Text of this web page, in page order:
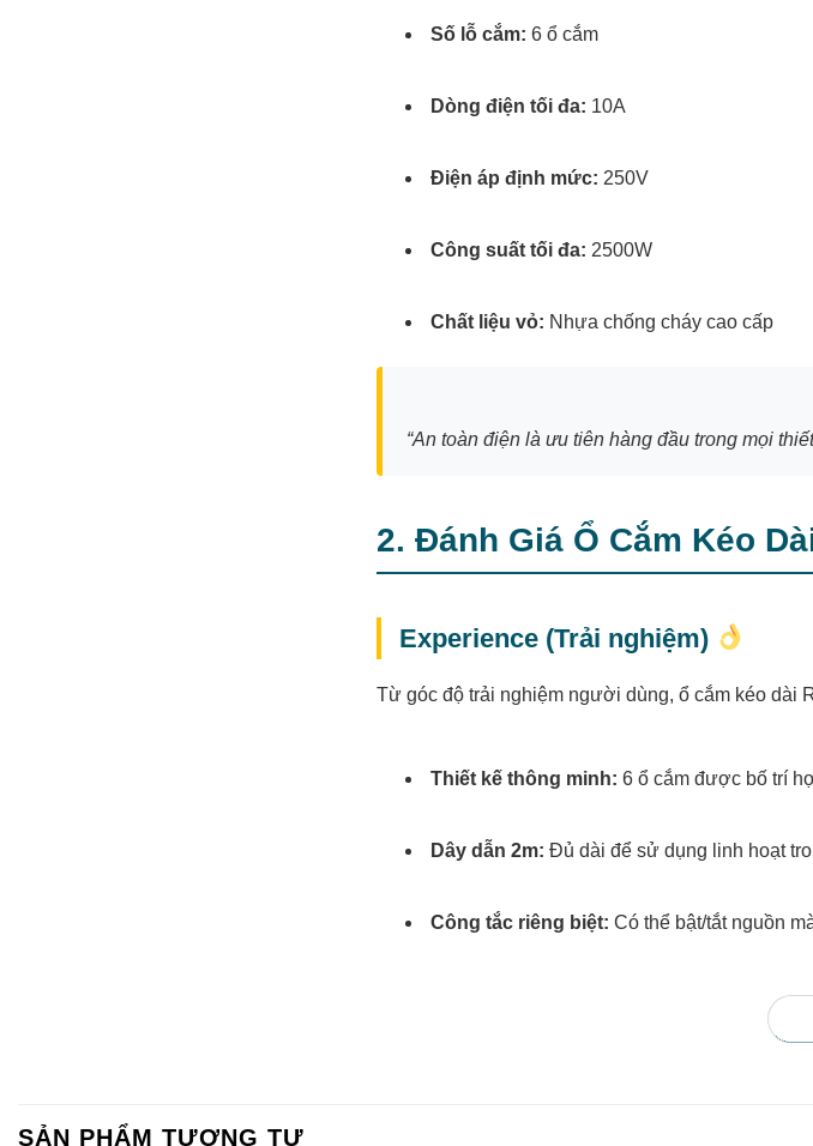
Số lỗ cắm: 6 ổ cắm
Dòng điện tối đa: 10A
Điện áp định mức: 250V
Công suất tối đa: 2500W
Chất liệu vỏ: Nhựa chống cháy cao cấp
“An toàn điện là ưu tiên hàng đầu trong mọi
2. Đánh Giá Ổ Cắm Kéo
Experience (Trải nghiệm)
Từ góc độ trải nghiệm người dùng, ổ cắm kéo dài
Thiết kế thông minh: 6 ổ cắm được bố trí
Dây dẫn 2m: Đủ dài để sử dụng linh hoạt
Công tắc riêng biệt: Có thể bật/tắt nguồn
Hiển thị trạng thái hoạt động trực
SẢN PHẨM TƯƠNG TỰ